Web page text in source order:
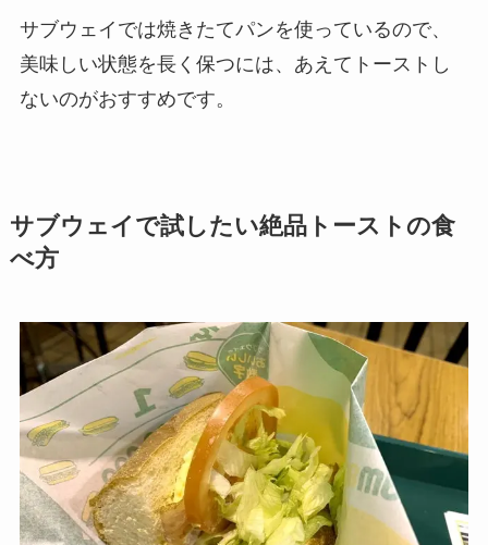
サブウェイでは焼きたてパンを使っているので、
美味しい状態を長く保つには、あえてトーストし
ないのがおすすめです。
サブウェイで試したい絶品トーストの食
べ方